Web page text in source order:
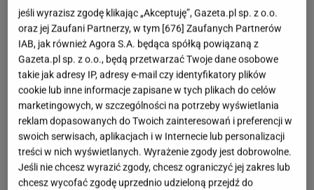
jeśli wyrazisz zgodę klikając „Akceptuję”, Gazeta.pl sp. z o.o.
oraz jej Zaufani Partnerzy, w tym [676] Zaufanych Partnerów
IAB, jak również Agora S.A. będąca spółką powiązaną z
Gazeta.pl sp. z o.o., będą przetwarzać Twoje dane osobowe
takie jak adresy IP, adresy e-mail czy identyfikatory plików
cookie lub inne informacje zapisane w tych plikach do celów
marketingowych, w szczególności na potrzeby wyświetlania
reklam dopasowanych do Twoich zainteresowań i preferencji w
swoich serwisach, aplikacjach i w Internecie lub personalizacji
treści w nich wyświetlanych. Wyrażenie zgody jest dobrowolne.
Jeśli nie chcesz wyrazić zgody, chcesz ograniczyć jej zakres lub
chcesz wycofać zgodę uprzednio udzieloną przejdź do